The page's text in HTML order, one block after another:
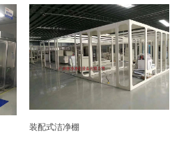
装配式洁净棚